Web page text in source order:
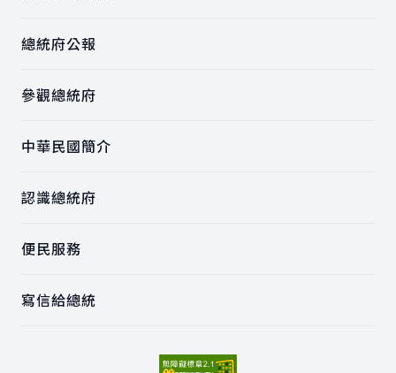
總統府公報
參觀總統府
中華民國簡介
認識總統府
便民服務
寫信給總統